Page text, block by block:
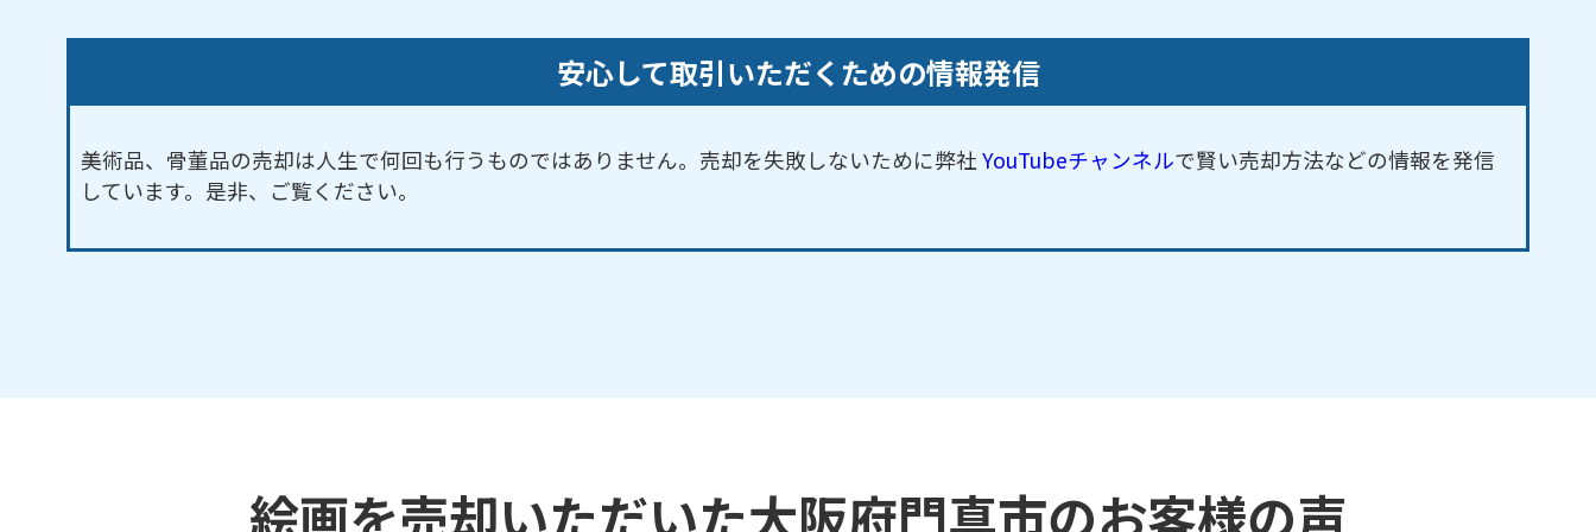
安心して取引いただくための情報発信
美術品、骨董品の売却は人生で何回も行うものではありません。売却を失敗しないために弊社 YouTubeチャンネルで賢い売却方法などの情報を発信
しています。是非、ご覧ください。
絵画を売却いただいた大阪府門真市のお客様の声